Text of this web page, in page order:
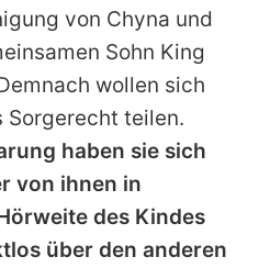
von Chyna und
Sohn King
wollen sich
Sorgerecht teilen.
haben sie sich
von ihnen in
des Kindes
über den anderen